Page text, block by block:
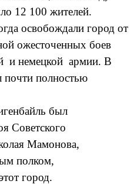
12 100 жителей.
освобождали город от
ожесточенных боев
и немецкой армии. В
почти полностью
был
Советского
Мамонова,
полком,
город.